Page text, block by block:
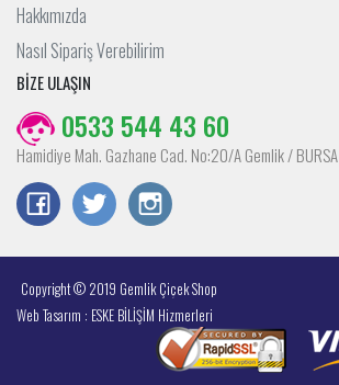
Hakkımızda
Nasıl Sipariş Verebilirim
BİZE ULAŞIN
0533 544 43 60
Hamidiye Mah. Gazhane Cad. No:20/A Gemlik / BURSA
Copyright © 2019 Gemlik Çiçek Shop
Web Tasarım : ESKE BİLİŞİM Hizmerleri